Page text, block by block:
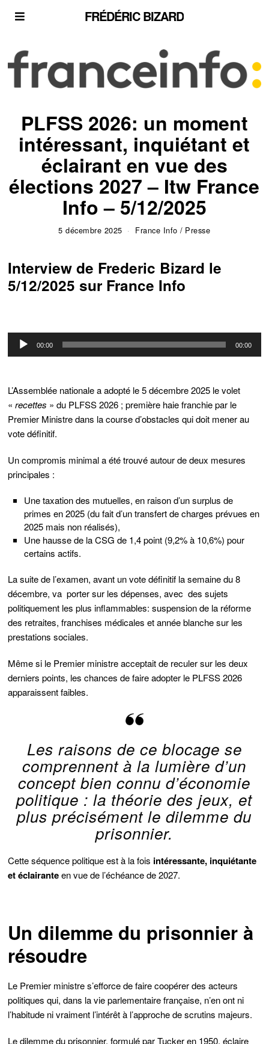
FRÉDÉRIC BIZARD
PLFSS 2026: un moment
intéressant, inquiétant et
éclairant en vue des
élections 2027 – Itw France
Info – 5/12/2025
5 décembre 2025 France Info / Presse
Interview de Frederic Bizard le
5/12/2025 sur France Info
Lecteur
00:00 00:00
L’Assemblée nationale a adopté le 5 décembre 2025 le volet
«recettes » du PLFSS 2026 ; première haie franchie par le
Premier Ministre dans la course d’obstacles qui doit mener au
vote définitif.
Un compromis minimal a été trouvé autour de deux mesures
principales :
Une taxation des mutuelles, en raison d’un surplus de
primes en 2025 (du fait d’un transfert de charges prévues en
2025 mais non réalisés),
Une hausse de la CSG de 1,4 point (9,2% à 10,6%) pour
certains actifs.
La suite de l’examen, avant un vote définitif la semaine du 8
décembre, va porter sur les dépenses, avec des sujets
politiquement les plus inflammables: suspension de la réforme
des retraites, franchises médicales et année blanche sur les
prestations sociales.
Même si le Premier ministre acceptait de reculer sur les deux
derniers points, les chances de faire adopter le PLFSS 2026
apparaissent faibles.
Les raisons de ce blocage se
comprennent à la lumière d’un
concept bien connu d’économie
politique : la théorie des jeux, et
plus précisément le dilemme du
prisonnier.
Cette séquence politique est à la fois intéressante, inquiétante
et éclairanteen vue de l’échéance de 2027.
Un dilemme du prisonnier à
résoudre
Le Premier ministre s’efforce de faire coopérer des acteurs
politiques qui, dans la vie parlementaire française, n’en ont ni
l’habitude ni vraiment l’intérêt à l’approche de scrutins majeurs.
Le dilemme du prisonnier, formulé par Tucker en 1950, éclaire